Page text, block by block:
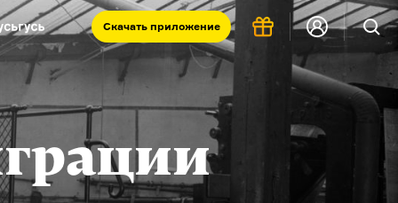
Скачать приложение
Запад и Восток: история культур